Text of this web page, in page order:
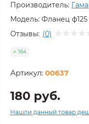
Производитель:
Модель: Фланец
Отзывы: (0)
164
Артикул: 00637
180 руб.
Нашли данный товар